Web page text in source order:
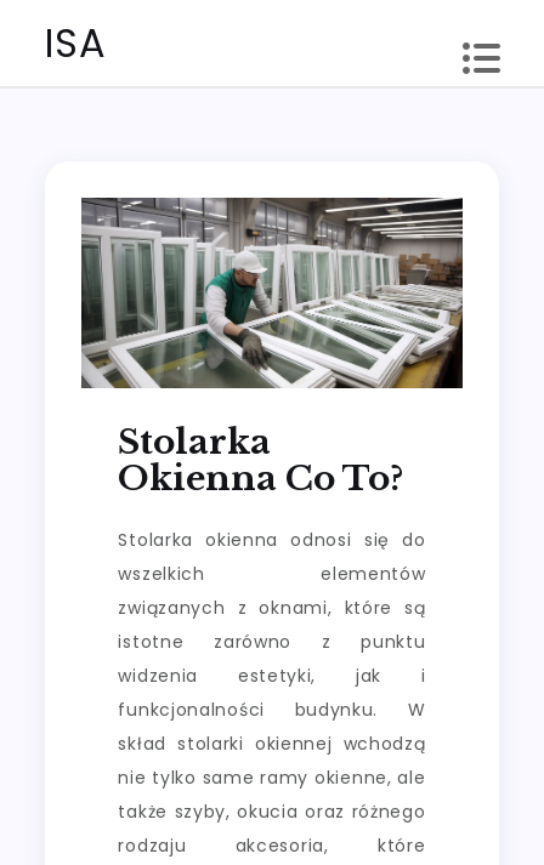
ISA
Stolarka
Okienna Co To?
Stolarka okienna odnosi się do
wszelkich elementów
związanych z oknami, które są
istotne zarówno z punktu
widzenia estetyki, jak i
funkcjonalności budynku. W
skład stolarki okiennej wchodzą
nie tylko same ramy okienne, ale
także szyby, okucia oraz różnego
rodzaju akcesoria, które